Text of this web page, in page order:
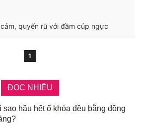
quyến rũ với đầm cúp ngực
1
ĐỌC NHIỀU
sao hầu hết ổ khóa đều bằng đồng